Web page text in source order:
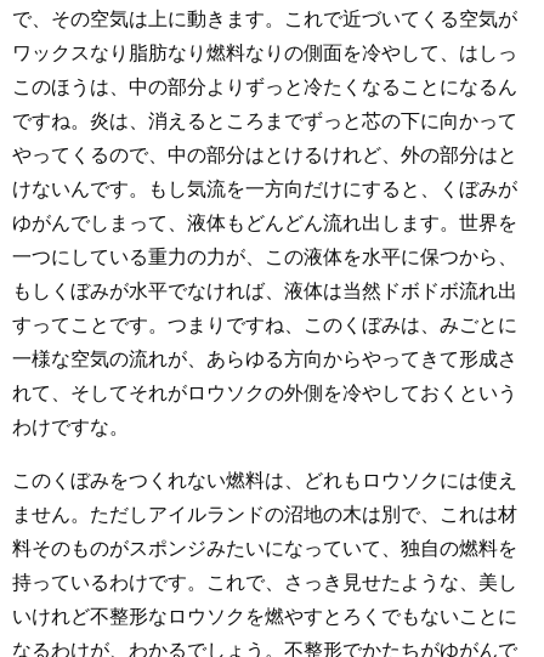
で、その空気は上に動きます。これで近づいてくる空気が
ワックスなり脂肪なり燃料なりの側面を冷やして、はしっ
このほうは、中の部分よりずっと冷たくなることになるん
ですね。炎は、消えるところまでずっと芯の下に向かって
やってくるので、中の部分はとけるけれど、外の部分はと
けないんです。もし気流を一方向だけにすると、くぼみが
ゆがんでしまって、液体もどんどん流れ出します。世界を
一つにしている重力の力が、この液体を水平に保つから、
もしくぼみが水平でなければ、液体は当然ドボドボ流れ出
すってことです。つまりですね、このくぼみは、みごとに
一様な空気の流れが、あらゆる方向からやってきて形成さ
れて、そしてそれがロウソクの外側を冷やしておくという
わけですな。
このくぼみをつくれない燃料は、どれもロウソクには使え
ません。ただしアイルランドの沼地の木は別で、これは材
料そのものがスポンジみたいになっていて、独自の燃料を
持っているわけです。これで、さっき見せたような、美し
いけれど不整形なロウソクを燃やすとろくでもないことに
なるわけが、わかるでしょう。不整形でかたちがゆがんで